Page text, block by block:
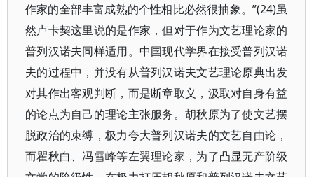
作家的全部丰富成熟的个性相比必然很抽象。”(24)虽
然卢卡契这里说的是作家，但对于作为文艺理论家的
普列汉诺夫同样适用。中国现代学界在接受普列汉诺
夫的过程中，并没有从普列汉诺夫文艺理论原典出发
对其作出客观判断，而是断章取义，汲取对自身有益
的论点为自己的理论主张服务。胡秋原为了使文艺摆
脱政治的束缚，极力夸大普列汉诺夫的文艺自由论，
而瞿秋白、冯雪峰等左翼理论家，为了凸显无产阶级